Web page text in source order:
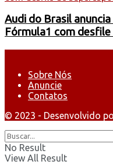
Audi do Brasil
Fórmula1 com
Sobre Nós
Anuncie
Contatos
© 2023 - Desenvolvido
No Result
View All Result